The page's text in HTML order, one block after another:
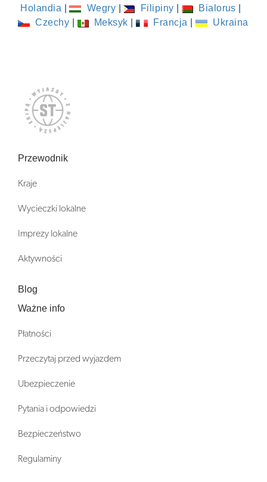
Holandia
| Wegry | Filipiny Bialorus
Czechy
Meksyk | Francja Ukraina
Przewodnik
Kraje
Wycieczki lokalne
Imprezy lokalne
Aktywności
Blog
Ważne info
Płatności
Przeczytaj przed wyjazdem
Ubezpieczenie
Pytania i odpowiedzi
Bezpieczeństwo
Regulaminy